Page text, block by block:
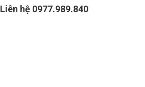
Liên hệ 0977.989.840